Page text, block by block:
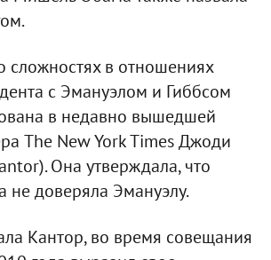
в отношениях
с Эмануэлом и Гиббсом
в недавно вышедшей
The New York Times Джоди
Она утверждала, что
доверяла Эмануэлу.
Кантор, во время совещания